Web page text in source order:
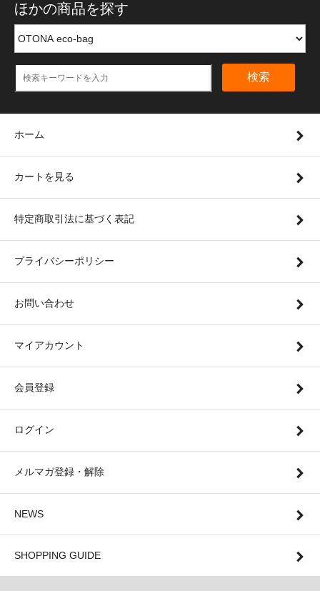
ほかの商品を探す
検索
ホーム
カートを見る
特定商取引法に基づく表記
プライバシーポリシー
お問い合わせ
マイアカウント
会員登録
ログイン
メルマガ登録・解除
NEWS
SHOPPING GUIDE